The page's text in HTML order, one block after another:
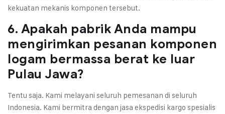
kekuatan mekanis komponen tersebut.
6. Apakah pabrik Anda mampu
mengirimkan pesanan komponen
logam bermassa berat ke luar
Pulau Jawa?
Tentu saja. Kami melayani seluruh pemesanan di seluruh
Indonesia. Kami bermitra dengan jasa ekspedisi kargo spesialis